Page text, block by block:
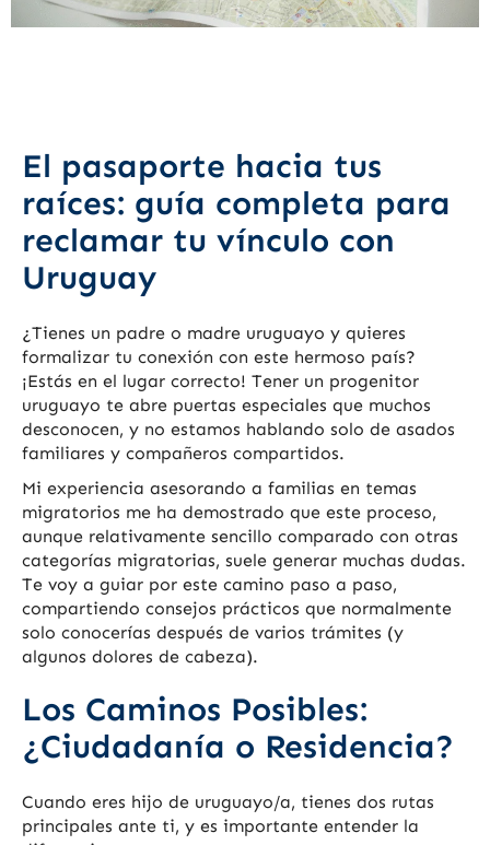
El pasaporte hacia tus
raíces: guía completa para
reclamar tu vínculo con
Uruguay
¿Tienes un padre o madre uruguayo y quieres
formalizar tu conexión con este hermoso país?
¡Estás en el lugar correcto! Tener un progenitor
uruguayo te abre puertas especiales que muchos
desconocen, y no estamos hablando solo de asados ​​
familiares y compañeros compartidos.
Mi experiencia asesorando a familias en temas
migratorios me ha demostrado que este proceso,
aunque relativamente sencillo comparado con otras
categorías migratorias, suele generar muchas dudas.
Te voy a guiar por este camino paso a paso,
compartiendo consejos prácticos que normalmente
solo conocerías después de varios trámites (y
algunos dolores de cabeza).
Los Caminos Posibles:
¿Ciudadanía o Residencia?
Cuando eres hijo de uruguayo/a, tienes dos rutas
principales ante ti, y es importante entender la